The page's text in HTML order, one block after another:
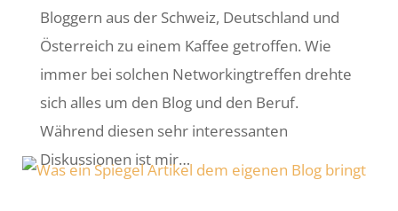
Bloggern aus der Schweiz, Deutschland und
Österreich zu einem Kaffee getroffen. Wie
immer bei solchen Networkingtreffen drehte
sich alles um den Blog und den Beruf.
Während diesen sehr interessanten
Diskussionen ist mir…